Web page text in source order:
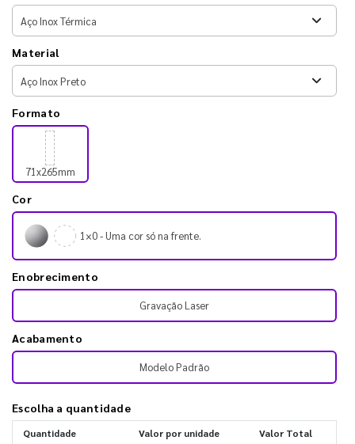
Material
Formato
71x265mm
Cor
1×0 - Uma cor só na frente.
Enobrecimento
Gravação Laser
Acabamento
Modelo Padrão
Escolha a quantidade
Quantidade Valor por unidade Valor Total